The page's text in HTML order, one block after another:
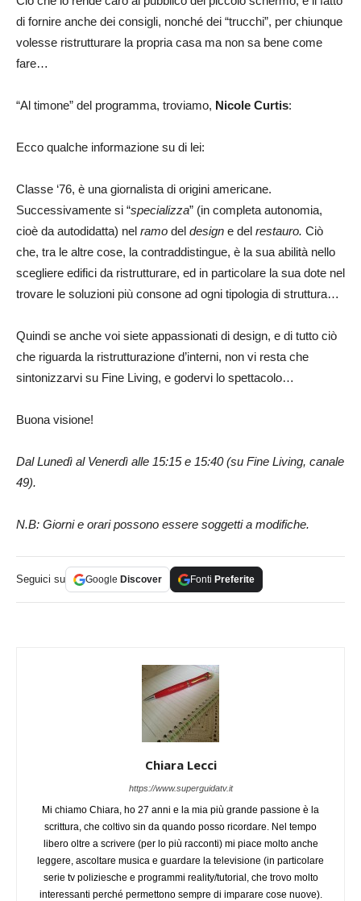
di fornire anche dei consigli, nonché dei “trucchi”, per chiunque
volesse ristrutturare la propria casa ma non sa bene come
fare…
“Al timone” del programma, troviamo, Nicole Curtis:
Ecco qualche informazione su di lei:
Classe ‘76, è una giornalista di origini americane.
Successivamente si “specializza” (in completa autonomia,
cioè da autodidatta) nel ramo del design e del restauro. Ciò
che, tra le altre cose, la contraddistingue, è la sua abilità nello
scegliere edifici da ristrutturare, ed in particolare la sua dote nel
trovare le soluzioni più consone ad ogni tipologia di struttura…
Quindi se anche voi siete appassionati di design, e di tutto ciò
che riguarda la ristrutturazione d’interni, non vi resta che
sintonizzarvi su Fine Living, e godervi lo spettacolo…
Buona visione!
Dal Lunedì al Venerdì alle 15:15 e 15:40 (su Fine Living, canale
49).
N.B: Giorni e orari possono essere soggetti a modifiche.
Seguici su Google Discover Fonti Preferite
Chiara Lecci
https://www.superguidatv.it
Mi chiamo Chiara, ho 27 anni e la mia più grande passione è la
scrittura, che coltivo sin da quando posso ricordare. Nel tempo
libero oltre a scrivere (per lo più racconti) mi piace molto anche
leggere, ascoltare musica e guardare la televisione (in particolare
serie tv poliziesche e programmi reality/tutorial, che trovo molto
interessanti perché permettono sempre di imparare cose nuove).